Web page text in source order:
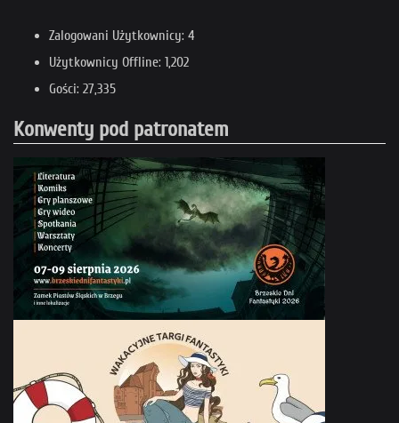
Zalogowani Użytkownicy: 4
Użytkownicy Offline: 1,202
Gości: 27,335
Konwenty pod patronatem